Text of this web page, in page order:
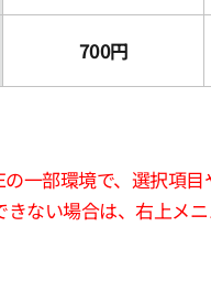
700円
一部環境で、選択項
きない場合は、右上メ